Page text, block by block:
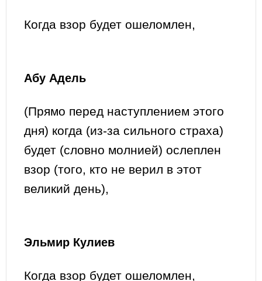
Когда взор будет ошеломлен,
Абу Адель
(Прямо перед наступлением этого
дня) когда (из-за сильного страха)
будет (словно молнией) ослеплен
взор (того, кто не верил в этот
великий день),
Эльмир Кулиев
Когда взор будет ошеломлен,